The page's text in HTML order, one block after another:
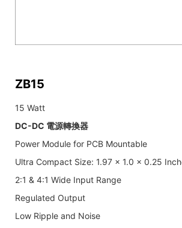
ZB15
15 Watt
DC-DC 電源轉換器
Power Module for PCB Mountable
Ultra Compact Size: 1.97 x 1.0 x 0.25
2:1 & 4:1 Wide Input Range
Regulated Output
Low Ripple and Noise